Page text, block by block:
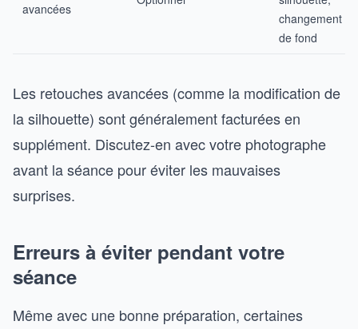
avancées
changement
de fond
Les retouches avancées (comme la modification de
la silhouette) sont généralement facturées en
supplément. Discutez-en avec votre photographe
avant la séance pour éviter les mauvaises
surprises.
Erreurs à éviter pendant votre
séance
Même avec une bonne préparation, certaines